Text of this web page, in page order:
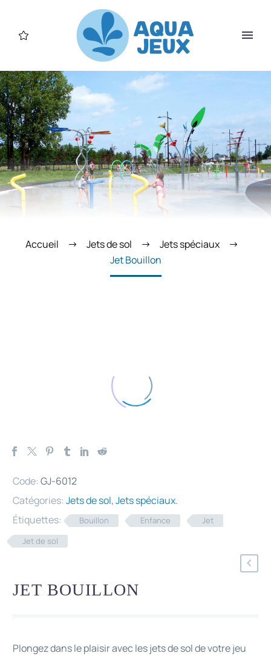
Accueil Jets de sol
Jets spéciaux
Jet Bouillon
Code: GJ-6012
Catégories: Jets de sol,Jets spéciaux.
Étiquettes:
Bouillon Enfance
Jet
Jet de sol
JET BOUILLON
Plongez dans le plaisir avec les jets de sol de votre jeu